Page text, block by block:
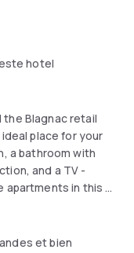
hotel
Blagnac retail
place for your
a bathroom with
and a TV -
in this 4-
pool and
et bien